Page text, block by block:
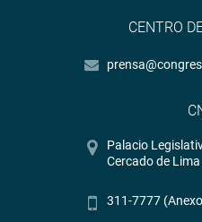
CENTRO
Palacio
Cercado de Lima
311-7777